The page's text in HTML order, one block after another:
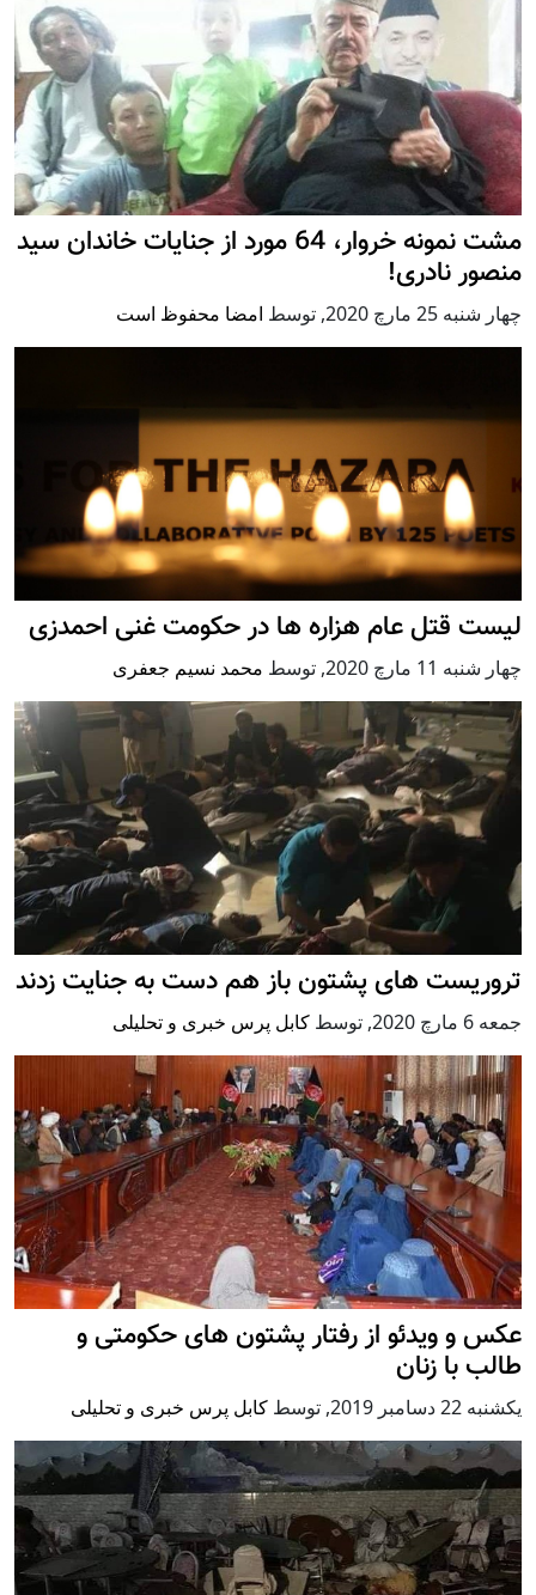
مشت نمونه خروار، 64 مورد از جنایات خاندان سید
منصور نادری!
چهار شنبه 25 مارچ 2020 , توسط امضا محفوظ است
لیست قتل عام هزاره ها در حکومت غنی احمدزی
چهار شنبه 11 مارچ 2020 , توسط محمد نسيم جعفری
تروریست های پشتون باز هم دست به جنایت زدند
جمعه 6 مارچ 2020 , توسط کابل پرس خبری و تحلیلی
عکس و ویدئو از رفتار پشتون های حکومتی و
طالب با زنان
يكشنبه 22 دسامبر 2019 , توسط کابل پرس خبری و تحلیلی